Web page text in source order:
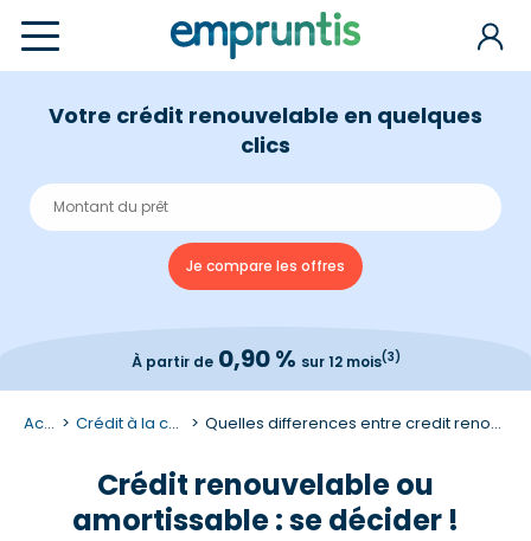
Votre crédit renouvelable en quelques
clics
À partir de0,90 % sur 12 mois(3)
Accueil Crédit à la consommation Quelles differences entre credit renouvelable et credit amortissable ?
Crédit renouvelable ou
amortissable : se décider !